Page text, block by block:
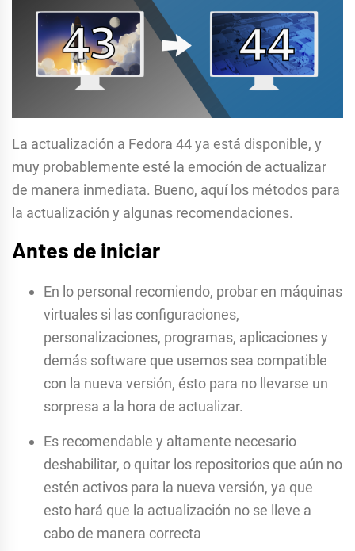
La actualización a Fedora 44 ya está disponible, y
muy probablemente esté la emoción de actualizar
de manera inmediata. Bueno, aquí los métodos para
la actualización y algunas recomendaciones.
Antes de iniciar
En lo personal recomiendo, probar en máquinas
virtuales si las configuraciones,
personalizaciones, programas, aplicaciones y
demás software que usemos sea compatible
con la nueva versión, ésto para no llevarse un
sorpresa a la hora de actualizar.
Es recomendable y altamente necesario
deshabilitar, o quitar los repositorios que aún no
estén activos para la nueva versión, ya que
esto hará que la actualización no se lleve a
cabo de manera correcta